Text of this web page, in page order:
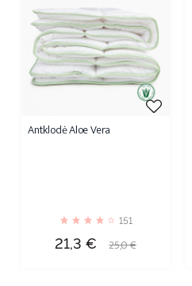
Antklodė Aloe Vera
151
Kaina
21,3 €
Bazinė
25,0 €